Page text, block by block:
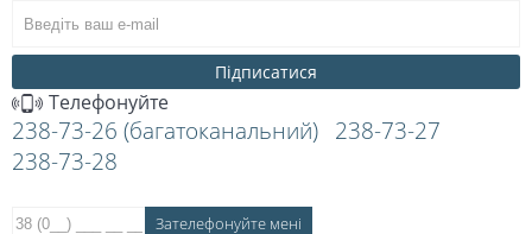
Підписатися
Телефонуйте
238-73-26 (багатоканальний) 238-73-27
238-73-28